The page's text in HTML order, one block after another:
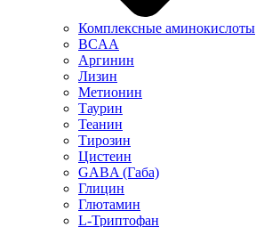
Комплексные аминокислоты
BCAA
Аргинин
Лизин
Метионин
Таурин
Теанин
Тирозин
Цистеин
GABA (Габа)
Глицин
Глютамин
L-Триптофан